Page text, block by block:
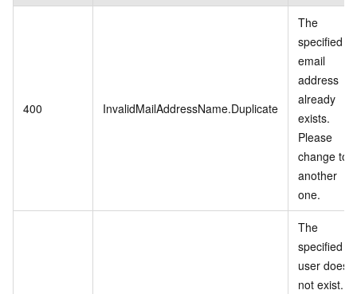
400 InvalidMailAddressName.Duplicate
The
specified
email
address
already
exists.
Please
change to
another
one.
The
specified
user does
not exist.